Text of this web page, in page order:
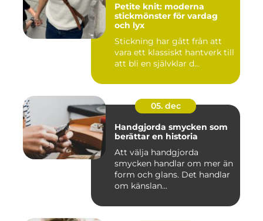
Petite knit: moderna
stickmönster för vardag
och lyx
Stickning har gått från att
vara ett klassiskt hantverk till
att bli en självklar d...
05. dec
Handgjorda smycken som
berättar en historia
Att välja handgjorda
smycken handlar om mer än
form och glans. Det handlar
om känslan...